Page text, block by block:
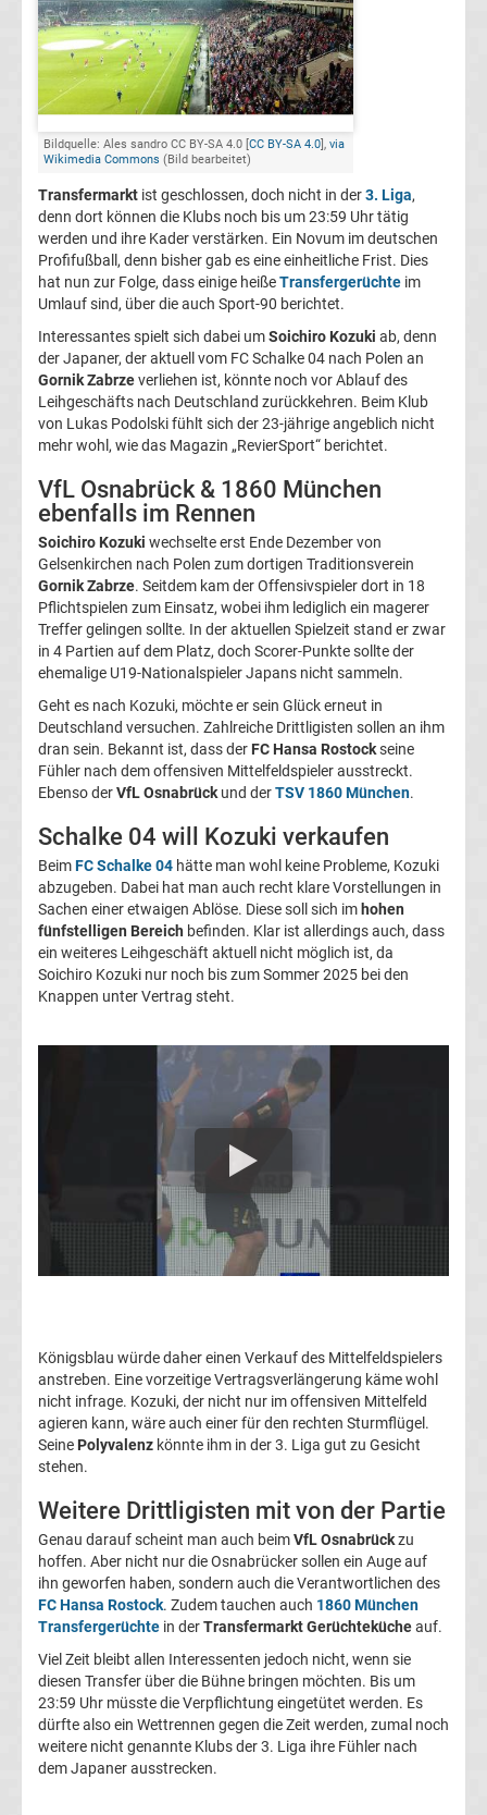
FC
Kaiserslautern
Transfergerüchte
1.
FC
Köln
Transfergerüchte
1.
Magdeburg
Transfergerüchte
1.
FC
Nürnberg
Transfergerüchte
1.
FC
Saarbrücken
Transfergerüchte
1.
FSV
Mainz
05
Alemannia
Aachen
Transfergerüchte
Arminia
Bildquelle: Ales sandro CC BY-SA 4.0 [CC BY-SA 4.0], via
Wikimedia Commons (Bild bearbeitet)
Transfermarkt ist geschlossen, doch nicht in der3. Liga,
denn dort können die Klubs noch bis um 23:59 Uhr tätig
werden und ihre Kader verstärken. Ein Novum im deutschen
Profifußball, denn bisher gab es eine einheitliche Frist. Dies
hat nun zur Folge, dass einige heißeTransfergerüchte im
Umlauf sind, über die auch Sport-90 berichtet.
Interessantes spielt sich dabei umSoichiro Kozuki ab, denn
der Japaner, der aktuell vom FC Schalke 04 nach Polen an
Gornik Zabrzeverliehen ist, könnte noch vor Ablauf des
Leihgeschäfts nach Deutschland zurückkehren. Beim Klub
von Lukas Podolski fühlt sich der 23-jährige angeblich nicht
mehr wohl, wie das Magazin „RevierSport“ berichtet.
VfL Osnabrück & 1860 München
ebenfalls im Rennen
Soichiro Kozuki wechselte erst Ende Dezember von
Gelsenkirchen nach Polen zum dortigen Traditionsverein
Gornik Zabrze. Seitdem kam der Offensivspieler dort in 18
Pflichtspielen zum Einsatz, wobei ihm lediglich ein magerer
Treffer gelingen sollte. In der aktuellen Spielzeit stand er zwar
in 4 Partien auf dem Platz, doch Scorer-Punkte sollte der
ehemalige U19-Nationalspieler Japans nicht sammeln.
Geht es nach Kozuki, möchte er sein Glück erneut in
Deutschland versuchen. Zahlreiche Drittligisten sollen an ihm
dran sein. Bekannt ist, dass der FC Hansa Rostockseine
Fühler nach dem offensiven Mittelfeldspieler ausstreckt.
Ebenso derVfL Osnabrück und derTSV 1860 München.
Schalke 04 will Kozuki verkaufen
BeimFC Schalke 04 hätte man wohl keine Probleme, Kozuki
abzugeben. Dabei hat man auch recht klare Vorstellungen in
Sachen einer etwaigen Ablöse. Diese soll sich imhohen
fünfstelligen Bereich befinden. Klar ist allerdings auch, dass
ein weiteres Leihgeschäft aktuell nicht möglich ist, da
Soichiro Kozuki nur noch bis zum Sommer 2025 bei den
Knappen unter Vertrag steht.
Königsblau würde daher einen Verkauf des Mittelfeldspielers
anstreben. Eine vorzeitige Vertragsverlängerung käme wohl
nicht infrage. Kozuki, der nicht nur im offensiven Mittelfeld
agieren kann, wäre auch einer für den rechten Sturmflügel.
Seine Polyvalenz könnte ihm in der 3. Liga gut zu Gesicht
stehen.
Weitere Drittligisten mit von der Partie
Genau darauf scheint man auch beimVfL Osnabrückzu
hoffen. Aber nicht nur die Osnabrücker sollen ein Auge auf
ihn geworfen haben, sondern auch die Verantwortlichen des
FC Hansa Rostock. Zudem tauchen auch 1860 München
Transfergerüchte in derTransfermarkt Gerüchtekücheauf.
Viel Zeit bleibt allen Interessenten jedoch nicht, wenn sie
diesen Transfer über die Bühne bringen möchten. Bis um
23:59 Uhr müsste die Verpflichtung eingetütet werden. Es
dürfte also ein Wettrennen gegen die Zeit werden, zumal noch
weitere nicht genannte Klubs der 3. Liga ihre Fühler nach
dem Japaner ausstrecken.